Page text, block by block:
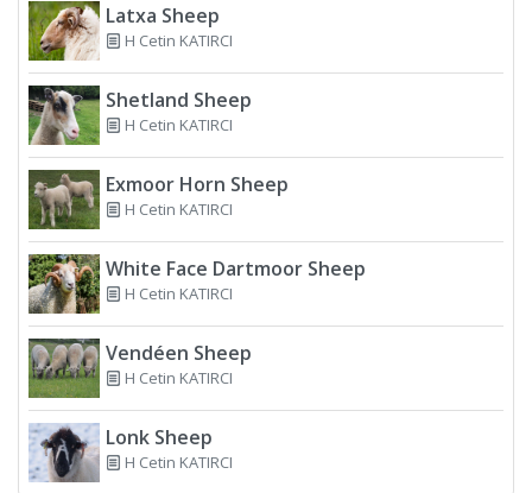
Latxa Sheep
H Cetin KATIRCI
Shetland Sheep
H Cetin KATIRCI
Exmoor Horn Sheep
H Cetin KATIRCI
White Face Dartmoor Sheep
H Cetin KATIRCI
Vendéen Sheep
H Cetin KATIRCI
Lonk Sheep
H Cetin KATIRCI